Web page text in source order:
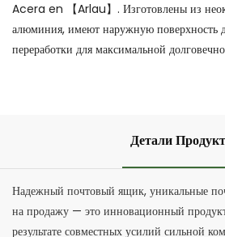
Acera en 【Arlau】. Изготовлены из
алюминия, имеют наружную поверхность
переработки для максимальной
Детали
Надежный почтовый ящик, уникальные
на продажу — это инновационный
результате совместных усилий сильной